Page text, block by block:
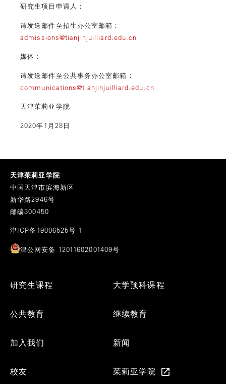
研究生项目申请人：
请发送邮件至招生办公室邮箱：
admissions@tianjinjuilliard.edu.cn
媒体：
请发送邮件至公共事务办公室邮箱：
communications@tianjinjuilliard.edu.cn
天津茱莉亚学院
2020年1月28日
天津茱莉亚学院
中国天津市滨海新区
新华路2946号
邮编300450
津ICP备19006525号-1
津公网安备 12011602001409号
Footer
研究生课程 大学预科课程
公共教育 继续教育
加入我们 新闻
校友 茱莉亚学院